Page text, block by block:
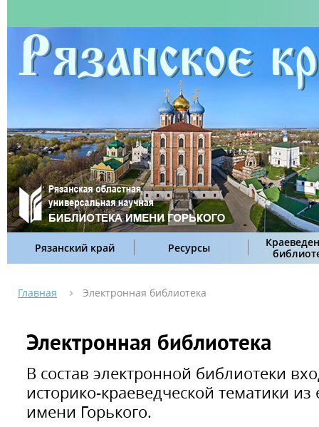
Рязанский край Ресурсы
Главная Электронная библиотека
Электронная библиотека
В состав электронной библиотеки
историко-краеведческой тематики
имени Горького.